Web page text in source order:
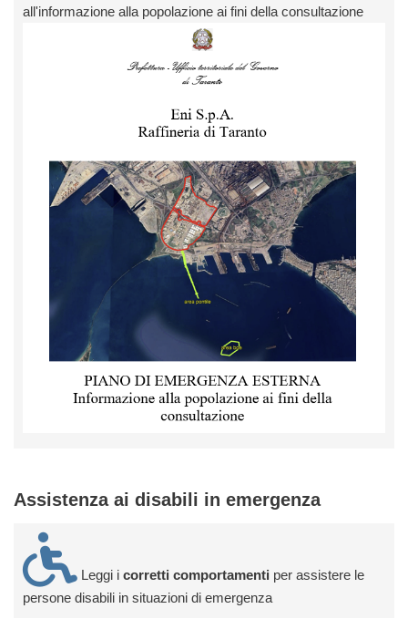
all'informazione alla popolazione ai fini della consultazione
Assistenza ai disabili in emergenza
Leggi i corretti comportamenti per assistere le
persone disabili in situazioni di emergenza